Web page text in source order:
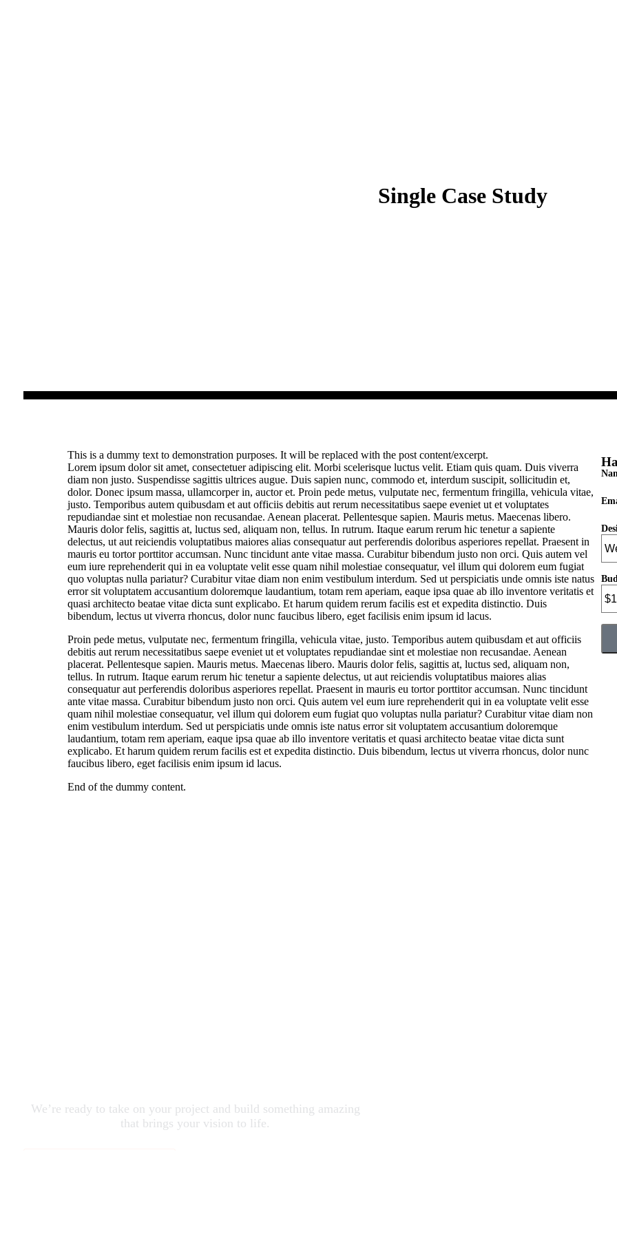
Single Case Study
This is a dummy text to demonstration purposes. It will be replaced with the post content/excerpt.
Lorem ipsum dolor sit amet, consectetuer adipiscing elit. Morbi scelerisque luctus velit. Etiam quis quam. Duis viverra
diam non justo. Suspendisse sagittis ultrices augue. Duis sapien nunc, commodo et, interdum suscipit, sollicitudin et,
dolor. Donec ipsum massa, ullamcorper in, auctor et. Proin pede metus, vulputate nec, fermentum fringilla, vehicula vitae,
justo. Temporibus autem quibusdam et aut officiis debitis aut rerum necessitatibus saepe eveniet ut et voluptates
repudiandae sint et molestiae non recusandae. Aenean placerat. Pellentesque sapien. Mauris metus. Maecenas libero.
Mauris dolor felis, sagittis at, luctus sed, aliquam non, tellus. In rutrum. Itaque earum rerum hic tenetur a sapiente
delectus, ut aut reiciendis voluptatibus maiores alias consequatur aut perferendis doloribus asperiores repellat. Praesent in
mauris eu tortor porttitor accumsan. Nunc tincidunt ante vitae massa. Curabitur bibendum justo non orci. Quis autem vel
eum iure reprehenderit qui in ea voluptate velit esse quam nihil molestiae consequatur, vel illum qui dolorem eum fugiat
quo voluptas nulla pariatur? Curabitur vitae diam non enim vestibulum interdum. Sed ut perspiciatis unde omnis iste natus
error sit voluptatem accusantium doloremque laudantium, totam rem aperiam, eaque ipsa quae ab illo inventore veritatis et
quasi architecto beatae vitae dicta sunt explicabo. Et harum quidem rerum facilis est et expedita distinctio. Duis
bibendum, lectus ut viverra rhoncus, dolor nunc faucibus libero, eget facilisis enim ipsum id lacus.
Proin pede metus, vulputate nec, fermentum fringilla, vehicula vitae, justo. Temporibus autem quibusdam et aut officiis
debitis aut rerum necessitatibus saepe eveniet ut et voluptates repudiandae sint et molestiae non recusandae. Aenean
placerat. Pellentesque sapien. Mauris metus. Maecenas libero. Mauris dolor felis, sagittis at, luctus sed, aliquam non,
tellus. In rutrum. Itaque earum rerum hic tenetur a sapiente delectus, ut aut reiciendis voluptatibus maiores alias
consequatur aut perferendis doloribus asperiores repellat. Praesent in mauris eu tortor porttitor accumsan. Nunc tincidunt
ante vitae massa. Curabitur bibendum justo non orci. Quis autem vel eum iure reprehenderit qui in ea voluptate velit esse
quam nihil molestiae consequatur, vel illum qui dolorem eum fugiat quo voluptas nulla pariatur? Curabitur vitae diam non
enim vestibulum interdum. Sed ut perspiciatis unde omnis iste natus error sit voluptatem accusantium doloremque
laudantium, totam rem aperiam, eaque ipsa quae ab illo inventore veritatis et quasi architecto beatae vitae dicta sunt
explicabo. Et harum quidem rerum facilis est et expedita distinctio. Duis bibendum, lectus ut viverra rhoncus, dolor nunc
faucibus libero, eget facilisis enim ipsum id lacus.
End of the dummy content.
We’re ready to take on your project and build something amazing
that brings your vision to life.